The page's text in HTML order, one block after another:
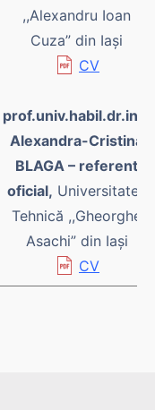
,,Alexandru Ioan
Cuza” din Iași
CV
prof.univ.habil.dr.ing.
Alexandra-Cristina
BLAGA – referent
oficial, Universitatea
Tehnică ,,Gheorghe
Asachi” din Iași
CV